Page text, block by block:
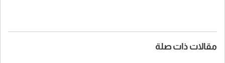
مقالات ذات صلة